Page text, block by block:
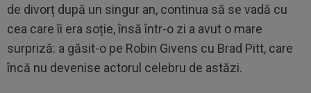
de divorț după un singur an, continua să se vadă cu
cea care îi era soție, însă într-o zi a avut o mare
surpriză: a găsit-o pe Robin Givens cu Brad Pitt, care
încă nu devenise actorul celebru de astăzi.